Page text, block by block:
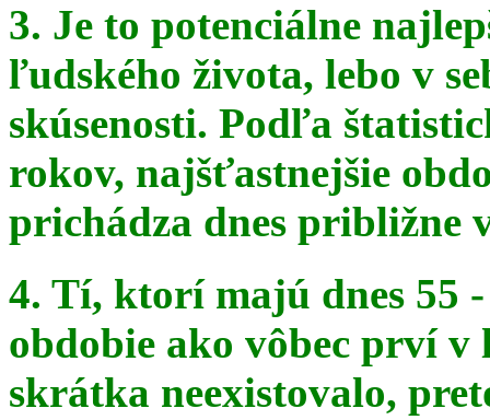
3. Je to potenciálne
ľudského života, lebo v
skúsenosti. Podľa
rokov, najšťastnejšie
prichádza dnes približne
4. Tí, ktorí majú dnes 55
obdobie ako vôbec prví
skrátka neexistovalo,